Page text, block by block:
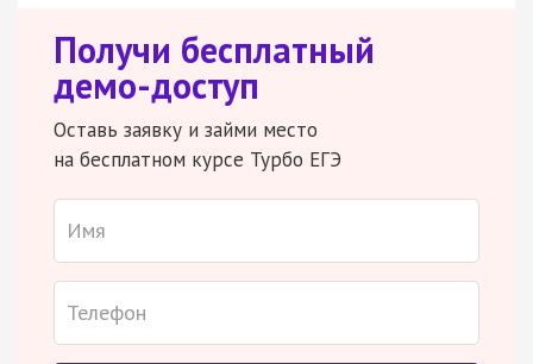
Получи бесплатный
демо-доступ
Оставь заявку и займи место
на бесплатном курсе Турбо ЕГЭ